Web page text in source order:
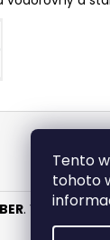
Tento
tohoto
. Všechna